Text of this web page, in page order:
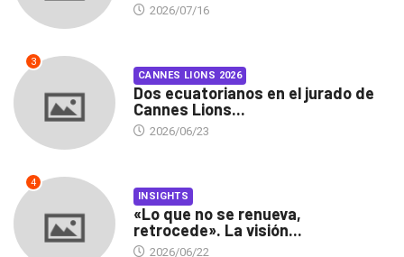
2026/07/16
3
CANNES LIONS 2026
Dos ecuatorianos en el jurado de
Cannes Lions...
2026/06/23
4
INSIGHTS
«Lo que no se renueva,
retrocede». La visión...
2026/06/22